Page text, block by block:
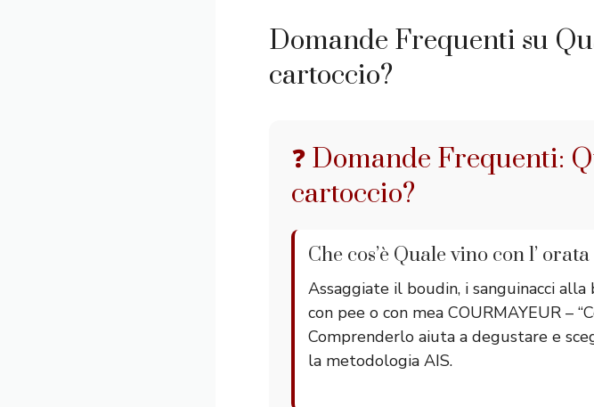
Domande Frequenti su
cartoccio?
❓ Domande Frequenti:
cartoccio?
Che cos’è Quale vino con l’
Assaggiate il boudin, i sanguinacci
con pee o con mea COURMAYEUR –
Comprenderlo aiuta a degustare e
la metodologia AIS.